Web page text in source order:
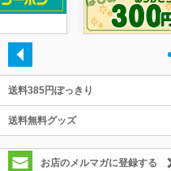
送料385円ぽっきり
送料無料グッズ
お店のメルマガに登録する